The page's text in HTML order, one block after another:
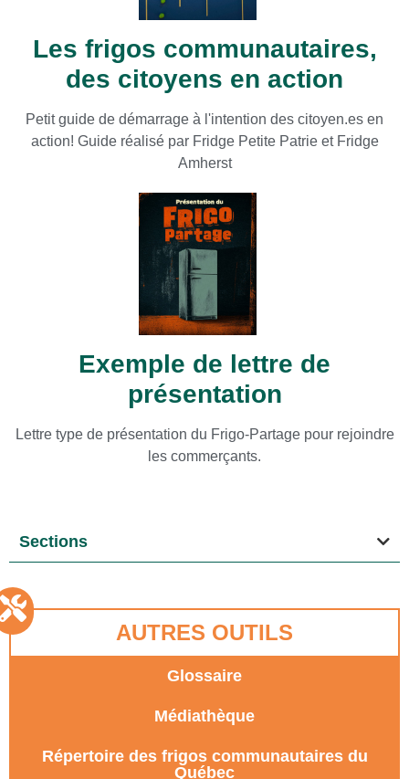
Les frigos communautaires,
des citoyens en action
Petit guide de démarrage à l'intention des citoyen.es en
action! Guide réalisé par Fridge Petite Patrie et Fridge
Amherst
Exemple de lettre de
présentation
Lettre type de présentation du Frigo-Partage pour rejoindre
les commerçants.
Sections
AUTRES OUTILS
Glossaire
Médiathèque
Répertoire des frigos communautaires du
Québec